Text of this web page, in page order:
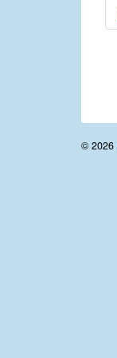
© 2026